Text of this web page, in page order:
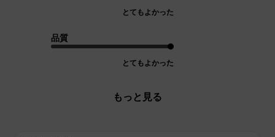
とてもよかった
品質
とてもよかった
もっと見る